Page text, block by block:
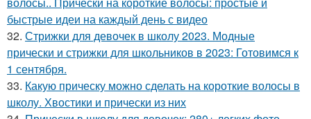
быстрые идеи на каждый день с видео
32. Стрижки для девочек в школу 2023. Модные
прически и стрижки для школьников в 2023: Готовимся к
1 сентября.
33. Какую прическу можно сделать на короткие волосы в
школу. Хвостики и прически из них